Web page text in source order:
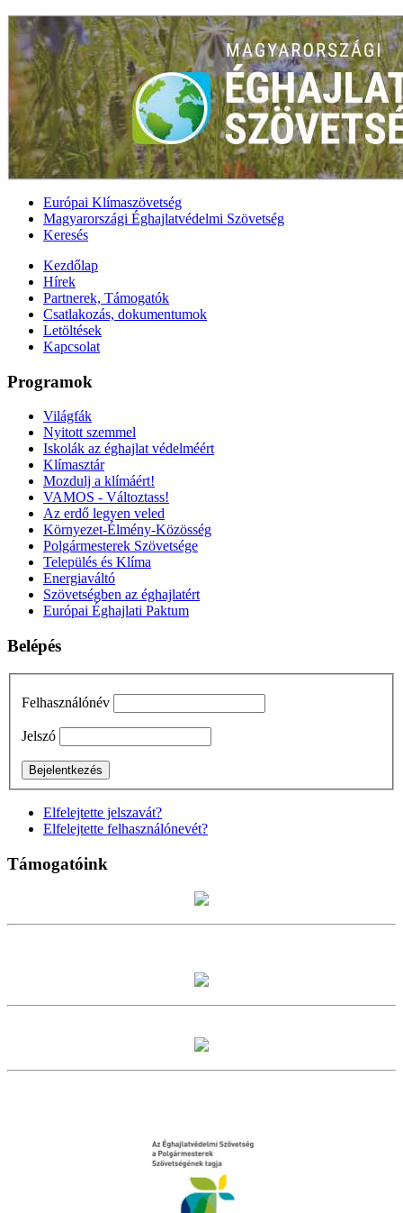
Európai Klímaszövetség
Magyarországi Éghajlatvédelmi Szövetség
Keresés
Kezdőlap
Hírek
Partnerek, Támogatók
Csatlakozás, dokumentumok
Letöltések
Kapcsolat
Programok
Világfák
Nyitott szemmel
Iskolák az éghajlat védelméért
Klímasztár
Mozdulj a klímáért!
VAMOS - Változtass!
Az erdő legyen veled
Környezet-Élmény-Közösség
Polgármesterek Szövetsége
Település és Klíma
Energiaváltó
Szövetségben az éghajlatért
Európai Éghajlati Paktum
Belépés
Felhasználónév
Jelszó
Elfelejtette jelszavát?
Elfelejtette felhasználónevét?
Támogatóink